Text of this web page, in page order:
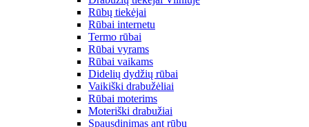
Rūbų tiekėjai
Rūbai internetu
Termo rūbai
Rūbai vyrams
Rūbai vaikams
Didelių dydžių rūbai
Vaikiški drabužėliai
Rūbai moterims
Moteriški drabužiai
Spausdinimas ant rūbų